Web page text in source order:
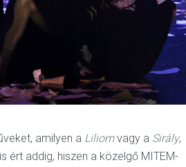
amilyen a Liliomvagy a Sirály,
ért addig, hiszen a közelgő MITEM-